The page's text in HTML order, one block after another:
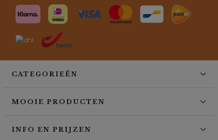
CATEGORIEËN
MOOIE PRODUCTEN
INFO EN PRIJZEN